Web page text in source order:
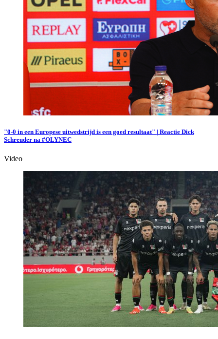
"0-0 in een Europese uitwedstrijd is een goed resultaat" | Reactie Dick
Schreuder na #OLYNEC
Video